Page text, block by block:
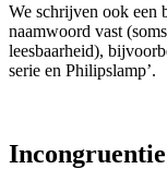
We schrijven ook een
naamwoord vast
leesbaarheid),
serie en Philipslamp’.